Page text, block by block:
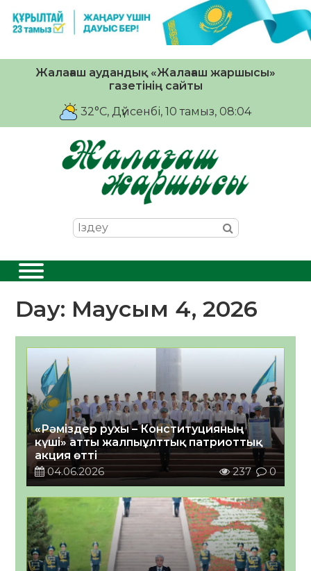
Жалағаш аудандық «Жалағаш жаршысы»
газетінің сайты
32°C, Дүйсенбі, 10 тамыз, 08:04
Day: Маусым 4, 2026
«Рәміздер рухы – Конституцияның
күші» атты жалпыұлттық патриоттық
акция өтті
04.06.2026
237 0